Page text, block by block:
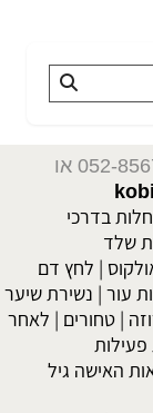
או
בדרכי
שלד
| לחץ דם
עור | נשירת שיער
|טחורים | לאחר
האישה גיל